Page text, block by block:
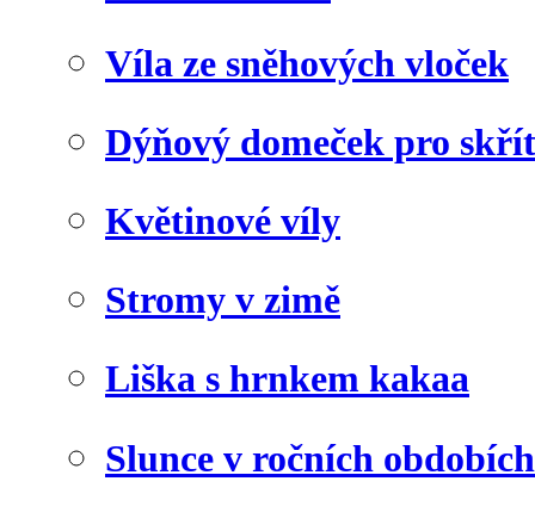
Víla ze sněhových vloček
Dýňový domeček pro
Květinové víly
Stromy v zimě
Liška s hrnkem kakaa
Slunce v ročních obdobích